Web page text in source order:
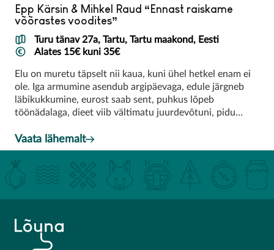
Epp Kärsin & Mihkel Raud “Ennast raiskame
võõrastes voodites”
Turu tänav 27a, Tartu, Tartu maakond, Eesti
Alates 15€ kuni 35€
Elu on muretu täpselt nii kaua, kuni ühel hetkel enam ei
ole. Iga armumine asendub argipäevaga, edule järgneb
läbikukkumine, eurost saab sent, puhkus lõpeb
töönädalaga, dieet viib vältimatu juurdevõtuni, pidu
Vaata lähemalt